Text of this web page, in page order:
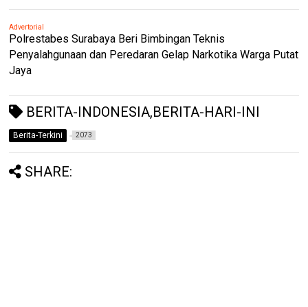
Advertorial
Polrestabes Surabaya Beri Bimbingan Teknis
Penyalahgunaan dan Peredaran Gelap Narkotika Warga Putat
Jaya
BERITA-INDONESIA,BERITA-HARI-INI
Berita-Terkini 2073
SHARE: